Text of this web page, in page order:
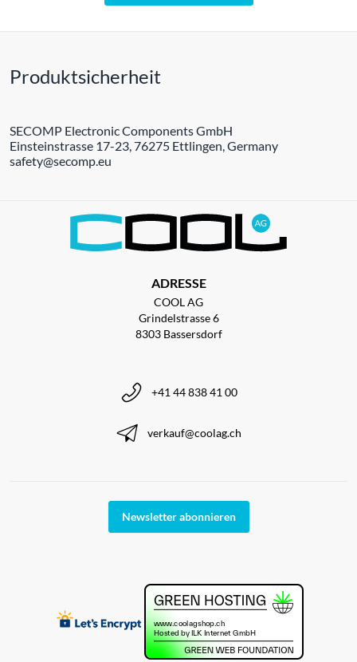
Produktsicherheit
SECOMP Electronic Components GmbH
Einsteinstrasse 17-23, 76275 Ettlingen, Germany
safety@secomp.eu
ADRESSE
COOL AG
Grindelstrasse 6
8303 Bassersdorf
+41 44 838 41 00
verkauf@coolag.ch
Newsletter abonnieren